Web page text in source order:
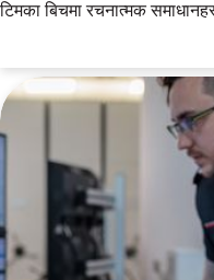
टिमका बिचमा रचनात्मक